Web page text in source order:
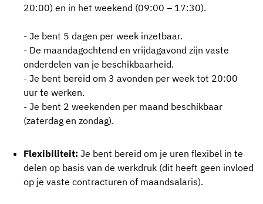
20:00) en in het weekend (09:00 – 17:30).
- Je bent 5 dagen per week inzetbaar.
- De maandagochtend en vrijdagavond zijn vaste
onderdelen van je beschikbaarheid.
- Je bent bereid om 3 avonden per week tot 20:00
uur te werken.
- Je bent 2 weekenden per maand beschikbaar
(zaterdag en zondag).
Flexibiliteit: Je bent bereid om je uren flexibel in te
delen op basis van de werkdruk (dit heeft geen invloed
op je vaste contracturen of maandsalaris).